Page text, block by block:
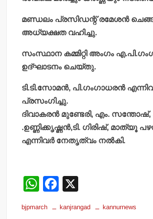
മണ്ഡലം പ്രസിഡന്റ് രമേശന്‍
അധ്യക്ഷത വഹിച്ചു.
സംസ്ഥാന കമ്മിറ്റി അംഗം
ഉദ്ഘാടനം ചെയ്തു.
ടി.ടി.സോമന്‍, പി.ഗംഗാധരന്‍
പ്രസംഗിച്ചു.
ദിവാകരന്‍ മുണ്ടേരി, എം. സന്തോഷ്,
.ഉണ്ണിക്കൃഷ്ണന്‍,ടി. ഗിരിഷ്, മാത്യൂ
എന്നിവര്‍ നേതൃത്വം നല്‍കി.
W
at
F
c
bjpmarch kanjrangad kannurnews